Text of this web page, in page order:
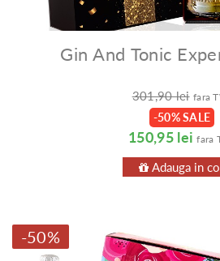
Gin And Tonic
301,90 lei fara
-50% SALE
150,95 lei fara
Adauga in
-50%